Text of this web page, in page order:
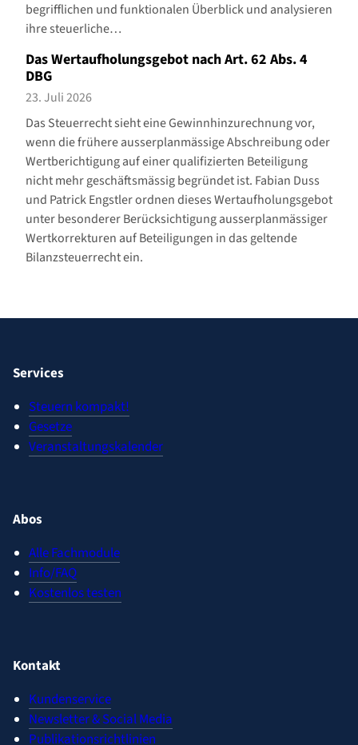
begrifflichen und funktionalen Überblick und analysieren
ihre steuerliche…
Das Wertaufholungsgebot nach Art. 62 Abs. 4
DBG
23. Juli 2026
Das Steuerrecht sieht eine Gewinnhinzurechnung vor,
wenn die frühere ausserplanmässige Abschreibung oder
Wertberichtigung auf einer qualifizierten Beteiligung
nicht mehr geschäftsmässig begründet ist. Fabian Duss
und Patrick Engstler ordnen dieses Wertaufholungsgebot
unter besonderer Berücksichtigung ausserplanmässiger
Wertkorrekturen auf Beteiligungen in das geltende
Bilanzsteuerrecht ein.
Services
Steuern kompakt!
Gesetze
Veranstaltungskalender
Abos
Alle Fachmodule
Info/FAQ
Kostenlos testen
Kontakt
Kundenservice
Newsletter & Social Media
Publikationsrichtlinien